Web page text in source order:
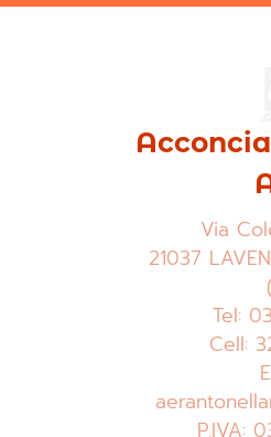
Via
21037
Tel:
Cell:
P.IVA: